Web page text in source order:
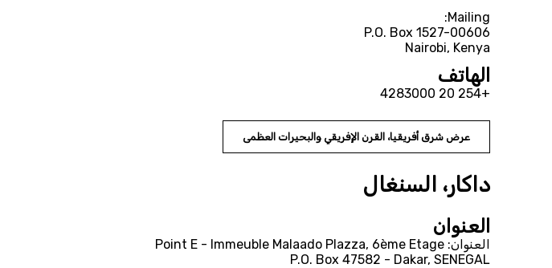
Nairobi, Kenya
الهاتف
+254 20 4283000
عرض شرق أفريقيا، القرن الإفريقي والبحيرات العظمى
داكار، السنغال
العنوان
P.O. Box 47582 - Dakar, SENEGAL